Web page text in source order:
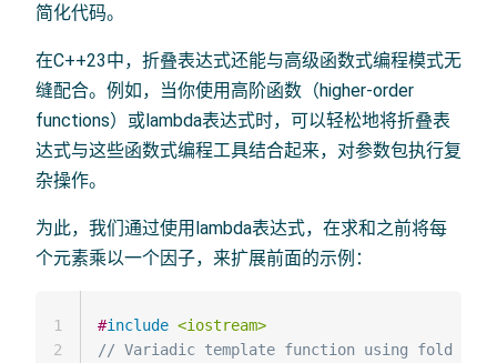
简化代码。
在C++23中，折叠表达式还能与高级函数式编程模式无
缝配合。例如，当你使用高阶函数（higher-order
functions）或lambda表达式时，可以轻松地将折叠表
达式与这些函数式编程工具结合起来，对参数包执行复
杂操作。
为此，我们通过使用lambda表达式，在求和之前将每
个元素乘以一个因子，来扩展前面的示例：
#include <iostream>
// Variadic template function using fold
1
2